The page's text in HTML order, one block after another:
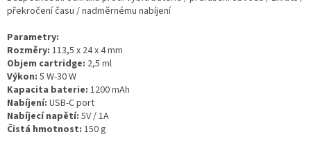
překročení času / nadměrnému nabíjení
Parametry:
Rozměry: 113,5 x 24 x 4 mm
Objem cartridge: 2,5 ml
Výkon: 5 W-30 W
Kapacita baterie: 1200 mAh
Nabíjení: USB-C port
Nabíjecí napětí: 5V / 1A
Čistá hmotnost: 150 g